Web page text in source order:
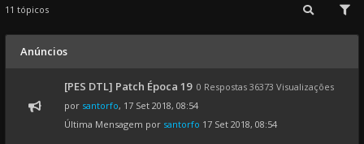
11 tópicos
Anúncios
[PES DTL] Patch Época 19 0 Respostas 36373 Visualizações
por santorfo, 17 Set 2018, 08:54
Última Mensagem por santorfo 17 Set 2018, 08:54